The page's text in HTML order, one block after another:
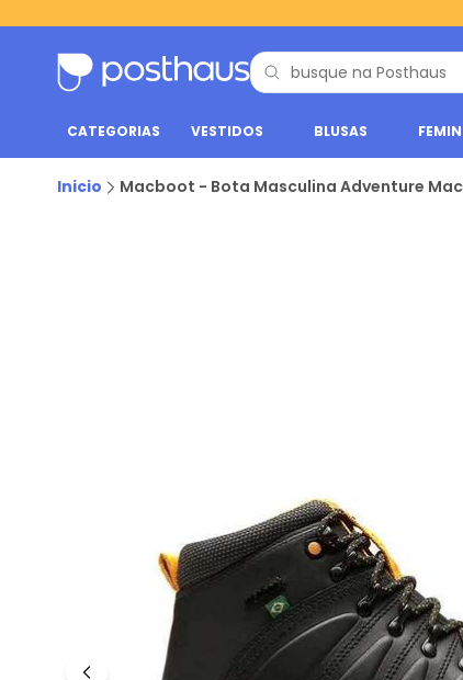
CATEGORIAS VESTIDOS BLUSAS
Inicio Macboot - Bota Masculina Adventure